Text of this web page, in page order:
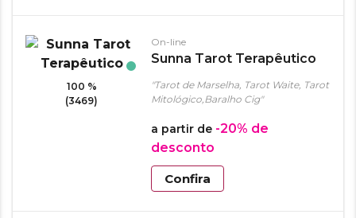
100 %
(3469)
On-line
Sunna Tarot Terapêutico
"Tarot de Marselha, Tarot Waite, Tarot
Mitológico,Baralho Cig"
a partir de -20% de
desconto
Confira